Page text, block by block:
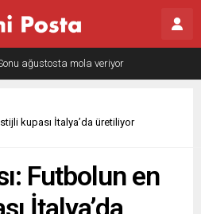
Teknokratik kontrol mü, kolonializm mi?
kupası İtalya’da üretiliyor
Futbolun en
İtalya’da